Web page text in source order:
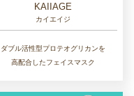
KAIIAGE
カイエイジ
ダブル活性型プロテオグリカンを
高配合したフェイスマスク